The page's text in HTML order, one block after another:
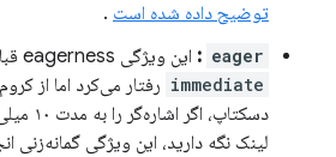
توضیح داده شده است .
eager
: این ویژگی eagerness قبلاً دقیقاً مشابه
immediate
دسکتاپ،
لینک نگه دارید، این ویژگی گمانه‌زنی